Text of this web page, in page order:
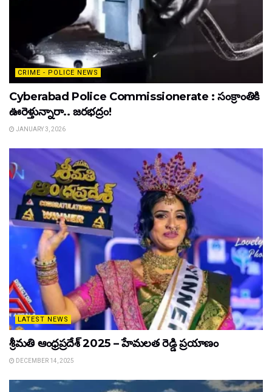
CRIME - POLICE NEWS
Cyberabad Police Commissionerate : సంక్రాంతికి
ఊరెళ్తున్నారా.. జరభద్రం!
JANUARY 3, 2026
LATEST NEWS
శ్రీమతి ఆంధ్రప్రదేశ్ 2025 – హేమలత రెడ్డి ప్రయాణం
DECEMBER 14, 2025